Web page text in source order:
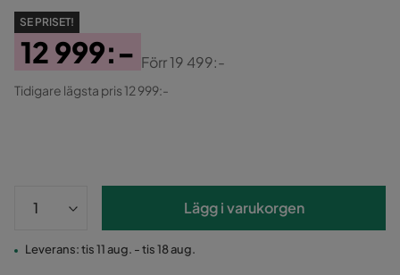
SE PRISET!
Pris
12 999:-
Original
Förr19 499:-
Tidigare lägsta pris 12 999:-
Lägg i varukorgen
Leverans: tis 11 aug. - tis 18 aug.